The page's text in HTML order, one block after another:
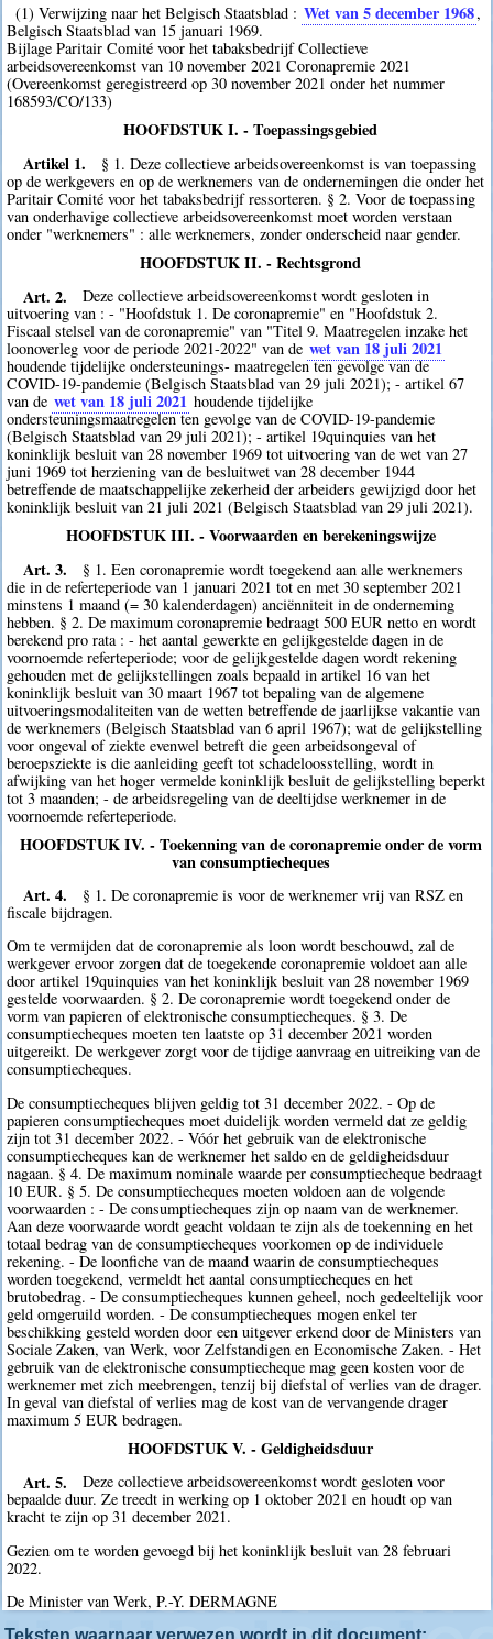
(1) Verwijzing naar het Belgisch Staatsblad : Wet van 5 december 1968,
Belgisch Staatsblad van 15 januari 1969.
Bijlage Paritair Comité voor het tabaksbedrijf Collectieve
arbeidsovereenkomst van 10 november 2021 Coronapremie 2021
(Overeenkomst geregistreerd op 30 november 2021 onder het nummer
168593/CO/133)
HOOFDSTUK I. - Toepassingsgebied
Artikel 1.
§ 1. Deze collectieve arbeidsovereenkomst is van toepassing
op de werkgevers en op de werknemers van de ondernemingen die onder het
Paritair Comité voor het tabaksbedrijf ressorteren. § 2. Voor de toepassing
van onderhavige collectieve arbeidsovereenkomst moet worden verstaan
onder "werknemers" : alle werknemers, zonder onderscheid naar gender.
HOOFDSTUK II. - Rechtsgrond
Art. 2.
Deze collectieve arbeidsovereenkomst wordt gesloten in
uitvoering van : - "Hoofdstuk 1. De coronapremie" en "Hoofdstuk 2.
Fiscaal stelsel van de coronapremie" van "Titel 9. Maatregelen inzake het
loonoverleg voor de periode 2021-2022" van de wet van 18 juli 2021
houdende tijdelijke ondersteunings- maatregelen ten gevolge van de
COVID-19-pandemie (Belgisch Staatsblad van 29 juli 2021); - artikel 67
van de wet van 18 juli 2021 houdende tijdelijke
ondersteuningsmaatregelen ten gevolge van de COVID-19-pandemie
(Belgisch Staatsblad van 29 juli 2021); - artikel 19quinquies van het
koninklijk besluit van 28 november 1969 tot uitvoering van de wet van 27
juni 1969 tot herziening van de besluitwet van 28 december 1944
betreffende de maatschappelijke zekerheid der arbeiders gewijzigd door het
koninklijk besluit van 21 juli 2021 (Belgisch Staatsblad van 29 juli 2021).
HOOFDSTUK III. - Voorwaarden en berekeningswijze
Art. 3.
§ 1. Een coronapremie wordt toegekend aan alle werknemers
die in de referteperiode van 1 januari 2021 tot en met 30 september 2021
minstens 1 maand (= 30 kalenderdagen) anciënniteit in de onderneming
hebben. § 2. De maximum coronapremie bedraagt 500 EUR netto en wordt
berekend pro rata : - het aantal gewerkte en gelijkgestelde dagen in de
voornoemde referteperiode; voor de gelijkgestelde dagen wordt rekening
gehouden met de gelijkstellingen zoals bepaald in artikel 16 van het
koninklijk besluit van 30 maart 1967 tot bepaling van de algemene
uitvoeringsmodaliteiten van de wetten betreffende de jaarlijkse vakantie van
de werknemers (Belgisch Staatsblad van 6 april 1967); wat de gelijkstelling
voor ongeval of ziekte evenwel betreft die geen arbeidsongeval of
beroepsziekte is die aanleiding geeft tot schadeloosstelling, wordt in
afwijking van het hoger vermelde koninklijk besluit de gelijkstelling beperkt
tot 3 maanden; - de arbeidsregeling van de deeltijdse werknemer in de
voornoemde referteperiode.
HOOFDSTUK IV. - Toekenning van de coronapremie onder de vorm
van consumptiecheques
Art. 4.
§ 1. De coronapremie is voor de werknemer vrij van RSZ en
fiscale bijdragen.
Om te vermijden dat de coronapremie als loon wordt beschouwd, zal de
werkgever ervoor zorgen dat de toegekende coronapremie voldoet aan alle
door artikel 19quinquies van het koninklijk besluit van 28 november 1969
gestelde voorwaarden. § 2. De coronapremie wordt toegekend onder de
vorm van papieren of elektronische consumptiecheques. § 3. De
consumptiecheques moeten ten laatste op 31 december 2021 worden
uitgereikt. De werkgever zorgt voor de tijdige aanvraag en uitreiking van de
consumptiecheques.
De consumptiecheques blijven geldig tot 31 december 2022. - Op de
papieren consumptiecheques moet duidelijk worden vermeld dat ze geldig
zijn tot 31 december 2022. - Vóór het gebruik van de elektronische
consumptiecheques kan de werknemer het saldo en de geldigheidsduur
nagaan. § 4. De maximum nominale waarde per consumptiecheque bedraagt
10 EUR. § 5. De consumptiecheques moeten voldoen aan de volgende
voorwaarden : - De consumptiecheques zijn op naam van de werknemer.
Aan deze voorwaarde wordt geacht voldaan te zijn als de toekenning en het
totaal bedrag van de consumptiecheques voorkomen op de individuele
rekening. - De loonfiche van de maand waarin de consumptiecheques
worden toegekend, vermeldt het aantal consumptiecheques en het
brutobedrag. - De consumptiecheques kunnen geheel, noch gedeeltelijk voor
geld omgeruild worden. - De consumptiecheques mogen enkel ter
beschikking gesteld worden door een uitgever erkend door de Ministers van
Sociale Zaken, van Werk, voor Zelfstandigen en Economische Zaken. - Het
gebruik van de elektronische consumptiecheque mag geen kosten voor de
werknemer met zich meebrengen, tenzij bij diefstal of verlies van de drager.
In geval van diefstal of verlies mag de kost van de vervangende drager
maximum 5 EUR bedragen.
HOOFDSTUK V. - Geldigheidsduur
Art. 5.
Deze collectieve arbeidsovereenkomst wordt gesloten voor
bepaalde duur. Ze treedt in werking op 1 oktober 2021 en houdt op van
kracht te zijn op 31 december 2021.
Gezien om te worden gevoegd bij het koninklijk besluit van 28 februari
2022.
De Minister van Werk, P.-Y. DERMAGNE